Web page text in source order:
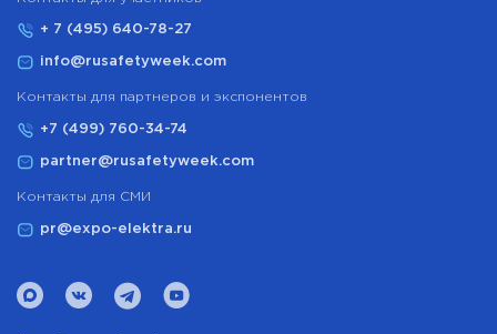
+ 7 (495) 640-78-27
info@rusafetyweek.com
Контакты для партнеров и экспонентов
+7 (499) 760-34-74
partner@rusafetyweek.com
Контакты для СМИ
pr@expo-elektra.ru